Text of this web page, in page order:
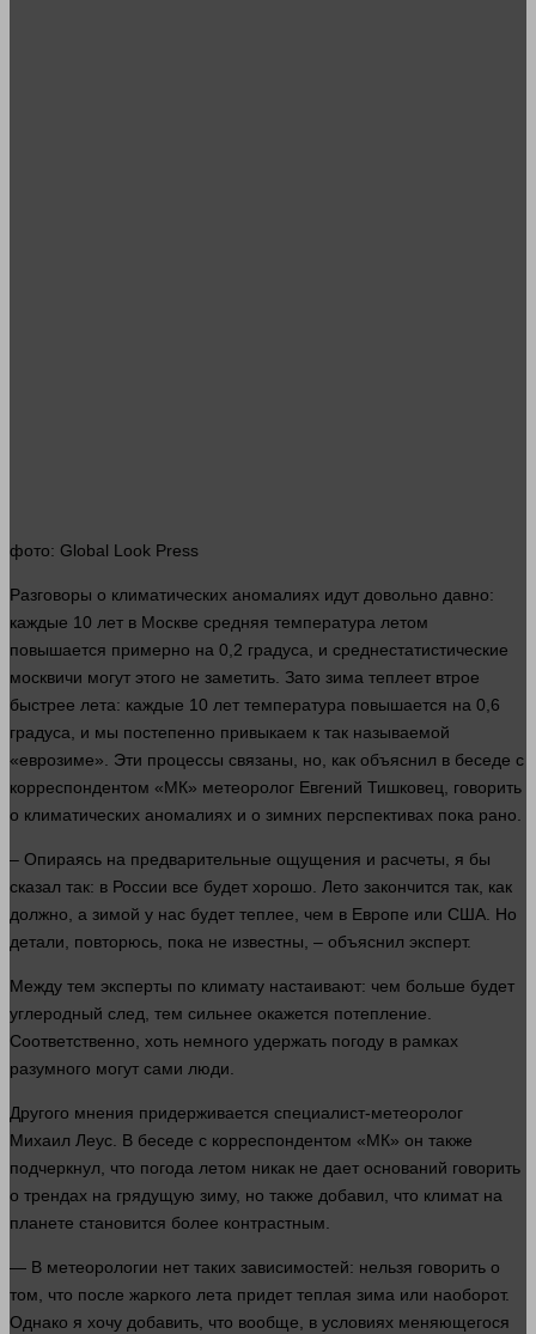
фото: Global Look Press
Разговоры о климатических аномалиях идут довольно давно:
каждые 10 лет в Москве средняя температура летом
повышается примерно на 0,2 градуса, и среднестатистические
москвичи могут этого не заметить. Зато зима теплеет втрое
быстрее лета: каждые 10 лет температура повышается на 0,6
градуса, и мы постепенно привыкаем к так называемой
«еврозиме». Эти процессы связаны, но, как объяснил в беседе с
корреспондентом «МК» метеоролог Евгений Тишковец, говорить
о климатических аномалиях и о зимних перспективах пока рано.
– Опираясь на предварительные ощущения и расчеты, я бы
сказал так: в России все будет хорошо. Лето закончится так, как
должно, а зимой у нас будет теплее, чем в Европе или США. Но
детали, повторюсь, пока не известны, – объяснил эксперт.
Между тем эксперты по климату настаивают: чем больше будет
углеродный след, тем сильнее окажется потепление.
Соответственно, хоть немного удержать погоду в рамках
разумного могут сами люди
Другого мнения придерживается специалист-метеоролог
Михаил Леус. В беседе с корреспондентом «МК» он также
подчеркнул, что погода летом никак не дает оснований говорить
о трендах на грядущую зиму, но также добавил, что климат на
планете становится более контрастным.
— В метеорологии нет таких зависимостей: нельзя говорить о
том, что после жаркого лета придет теплая зима или наоборот.
Однако я хочу добавить, что вообще, в условиях меняющегося